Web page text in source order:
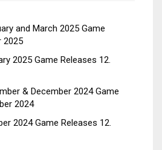
and March 2025 Game
2025
2025 Game Releases 12.
& December 2024 Game
2024
2024 Game Releases 12.